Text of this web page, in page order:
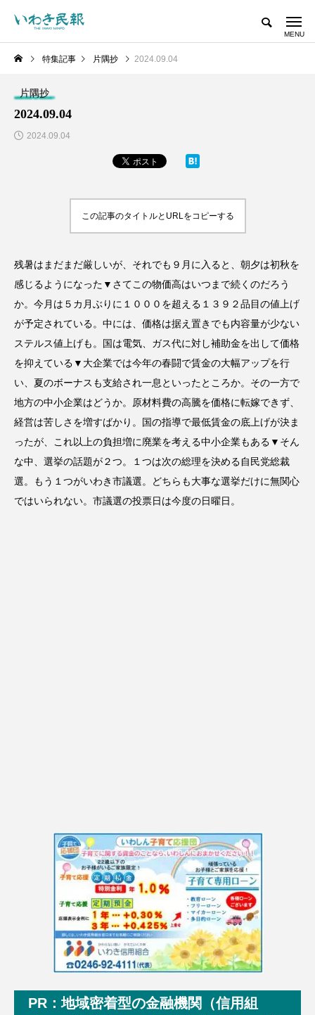
特集記事 片隅抄 2024.09.04
片隅抄
2024.09.04
2024.09.04
この記事のタイトルとURLをコピーする
残暑はまだまだ厳しいが、それでも９月に入ると、朝夕は初秋を
感じるようになった▼さてこの物価高はいつまで続くのだろう
か。今月は５カ月ぶりに１０００を超える１３９２品目の値上げ
が予定されている。中には、価格は据え置きでも内容量が少ない
ステルス値上げも。国は電気、ガス代に対し補助金を出して価格
を抑えている▼大企業では今年の春闘で賃金の大幅アップを行
い、夏のボーナスも支給され一息といったところか。その一方で
地方の中小企業はどうか。原材料費の高騰を価格に転嫁できず、
経営は苦しさを増すばかり。国の指導で最低賃金の底上げが決ま
ったが、これ以上の負担増に廃業を考える中小企業もある▼そん
な中、選挙の話題が２つ。１つは次の総理を決める自民党総裁
選。もう１つがいわき市議選。どちらも大事な選挙だけに無関心
ではいられない。市議選の投票日は今度の日曜日。
PR：地域密着型の金融機関（信用組